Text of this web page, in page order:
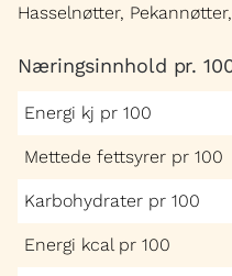
Hasselnøtter,
Næringsinnhold pr.
Energi kj pr 100
Mettede fettsyrer pr 100
Karbohydrater pr 100
Energi kcal pr 100